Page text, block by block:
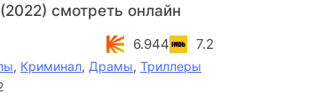
смотреть онлайн
6.944 7.2
, Криминал, Драмы, Триллеры